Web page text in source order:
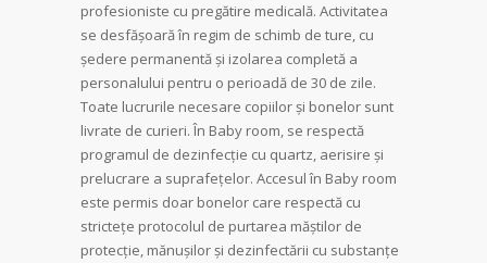
profesioniste cu pregătire medicală. Activitatea
se desfășoară în regim de schimb de ture, cu
ședere permanentă și izolarea completă a
personalului pentru o perioadă de 30 de zile.
Toate lucrurile necesare copiilor și bonelor sunt
livrate de curieri. În Baby room, se respectă
programul de dezinfecție cu quartz, aerisire și
prelucrare a suprafețelor. Accesul în Baby room
este permis doar bonelor care respectă cu
strictețe protocolul de purtarea măștilor de
protecție, mănușilor și dezinfectării cu substanțe